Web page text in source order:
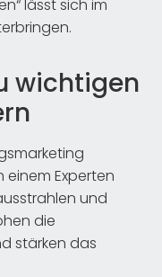
lässt sich im
wichtigen
Experten
und
die
stärken das